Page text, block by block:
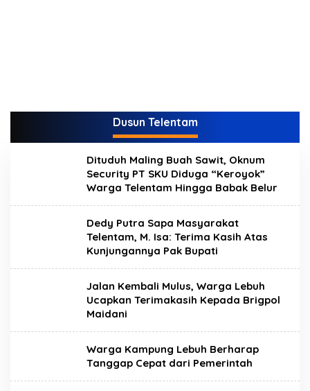
Dusun Telentam
Dituduh Maling Buah Sawit, Oknum
Security PT SKU Diduga “Keroyok”
Warga Telentam Hingga Babak Belur
Dedy Putra Sapa Masyarakat
Telentam, M. Isa: Terima Kasih Atas
Kunjungannya Pak Bupati
Jalan Kembali Mulus, Warga Lebuh
Ucapkan Terimakasih Kepada Brigpol
Maidani
Warga Kampung Lebuh Berharap
Tanggap Cepat dari Pemerintah